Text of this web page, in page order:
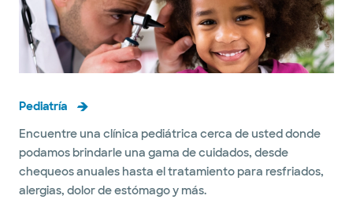
Pediatría
Encuentre una clínica pediátrica cerca de usted donde
podamos brindarle una gama de cuidados, desde
chequeos anuales hasta el tratamiento para resfriados,
alergias, dolor de estómago y más.